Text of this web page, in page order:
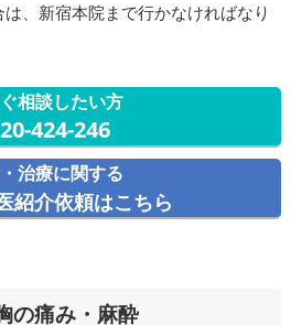
、新宿本院まで行かなければなり
相談したい方
424-246
治療に関する
紹介依頼はこちら
の痛み・麻酔